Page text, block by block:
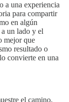
a una experiencia
para compartir
en algún
un lado y el
mejor que
resultado o
convierte en una
el camino.